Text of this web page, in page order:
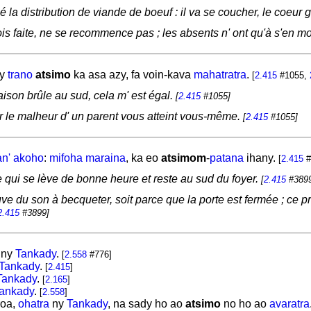
la distribution de viande de boeuf : il va se coucher, le coeur
faite, ne se recommence pas ; les absents n' ont qu'à s'en
trano atsimoka asa azy, fa voin-kava mahatratra. [2.415#1055,
brûle au sud, cela m' est égal. [2.415#1055]
le malheur d' un parent vous atteint vous-même. [2.415#1055]
akoho: mifoha maraina, ka eo atsimom-patana ihany. [2.415
se lève de bonne heure et reste au sud du foyer. [2.415
du son à becqueter, soit parce que la porte est fermée ; ce
#3899]
Tankady. [2.558#776]
. [2.415]
. [2.165]
. [2.558]
ohatra ny Tankady, na sady ho ao atsimono ho ao avaratra